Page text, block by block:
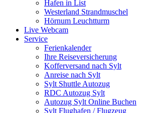
Hafen in List
Westerland Strandmuschel
Hörnum Leuchtturm
Live Webcam
Service
Ferienkalender
Ihre Reiseversicherung
Kofferversand nach Sylt
Anreise nach Sylt
Sylt Shuttle Autozug
RDC Autozug Sylt
Autozug Sylt Online Buchen
Sylt Flughafen / Flugzeug